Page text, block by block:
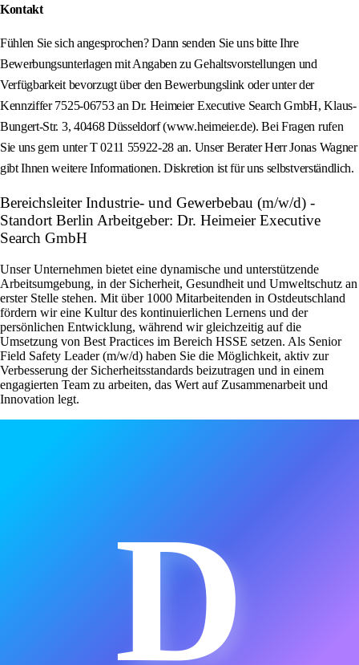
Kontakt
Fühlen Sie sich angesprochen? Dann senden Sie uns bitte Ihre
Bewerbungsunterlagen mit Angaben zu Gehaltsvorstellungen und
Verfügbarkeit bevorzugt über den Bewerbungslink oder unter der
Kennziffer 7525-06753 an Dr. Heimeier Executive Search GmbH, Klaus-
Bungert-Str. 3, 40468 Düsseldorf (www.heimeier.de). Bei Fragen rufen
Sie uns gern unter T 0211 55922-28 an. Unser Berater Herr Jonas Wagner
gibt Ihnen weitere Informationen. Diskretion ist für uns selbstverständlich.
Bereichsleiter Industrie- und Gewerbebau (m/w/d) -
Standort Berlin Arbeitgeber: Dr. Heimeier Executive
Search GmbH
Unser Unternehmen bietet eine dynamische und unterstützende
Arbeitsumgebung, in der Sicherheit, Gesundheit und Umweltschutz an
erster Stelle stehen. Mit über 1000 Mitarbeitenden in Ostdeutschland
fördern wir eine Kultur des kontinuierlichen Lernens und der
persönlichen Entwicklung, während wir gleichzeitig auf die
Umsetzung von Best Practices im Bereich HSSE setzen. Als Senior
Field Safety Leader (m/w/d) haben Sie die Möglichkeit, aktiv zur
Verbesserung der Sicherheitsstandards beizutragen und in einem
engagierten Team zu arbeiten, das Wert auf Zusammenarbeit und
Innovation legt.
D